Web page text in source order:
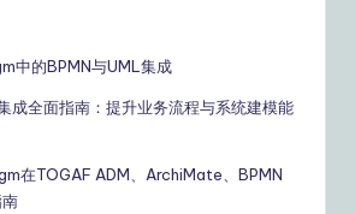
中的BPMN与UML集成
成全面指南：提升业务流程与系统建模能
在TOGAF ADM、ArchiMate、BPMN